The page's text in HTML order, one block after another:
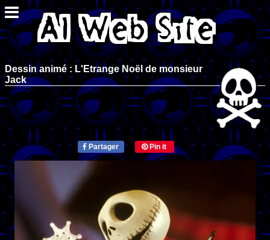
Dessin animé : L'Etrange Noël de monsieur
Jack
Partager Pin it